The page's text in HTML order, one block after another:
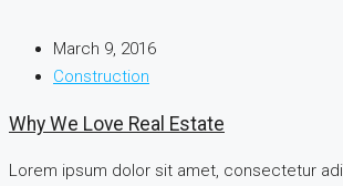
March 9, 2016
Construction
Why We Love Real Estate
Lorem ipsum dolor sit amet, consectetur